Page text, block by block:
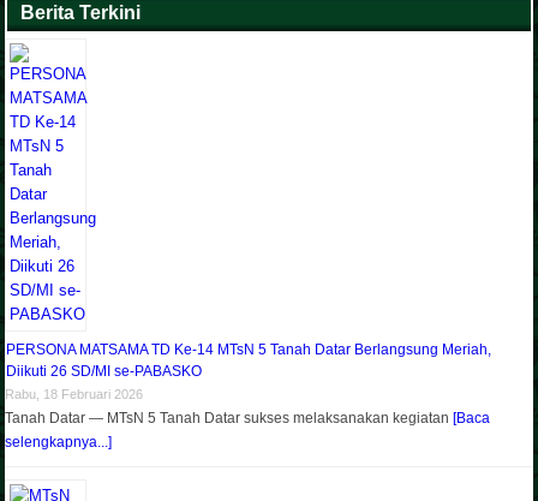
Berita Terkini
PERSONA MATSAMA TD Ke-14 MTsN 5 Tanah Datar Berlangsung Meriah,
Diikuti 26 SD/MI se-PABASKO
Rabu, 18 Februari 2026
Tanah Datar — MTsN 5 Tanah Datar sukses melaksanakan kegiatan[Baca
selengkapnya...]